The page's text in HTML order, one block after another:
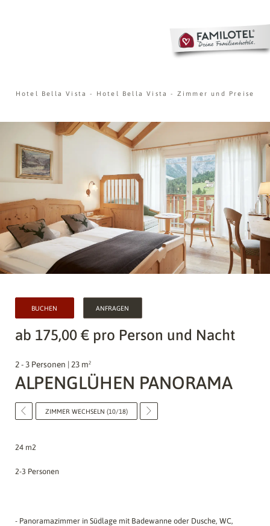
Hotel Bella Vista- Hotel Bella Vista- Zimmer und Preise
BUCHEN ANFRAGEN
ab 175,00 € pro Person und Nacht
2 - 3 Personen | 23 m²
ALPENGLÜHEN PANORAMA
ZIMMER WECHSELN (10/18)
24 m2
2-3 Personen
- Panoramazimmer in Südlage mit Badewanne oder Dusche, WC,